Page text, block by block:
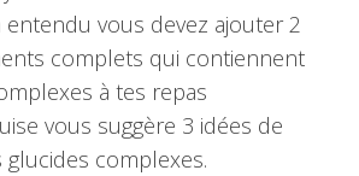
entendu vous devez ajouter 2
complets qui contiennent
à tes repas
vous suggère 3 idées de
glucides complexes.